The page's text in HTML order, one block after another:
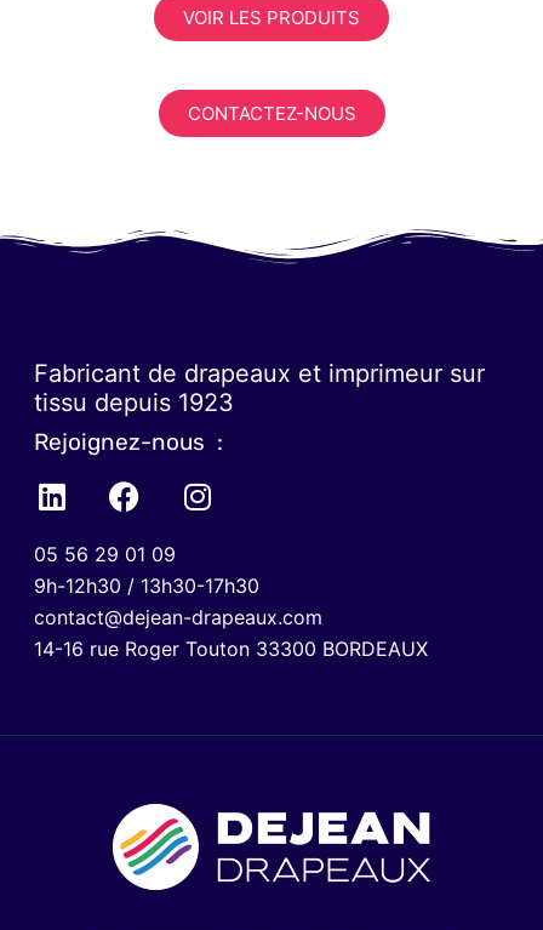
VOIR LES PRODUITS
CONTACTEZ-NOUS
Fabricant de drapeaux et imprimeur sur
tissu depuis 1923
Rejoignez-nous :
05 56 29 01 09
9h-12h30 / 13h30-17h30
contact@dejean-drapeaux.com
14-16 rue Roger Touton 33300 BORDEAUX